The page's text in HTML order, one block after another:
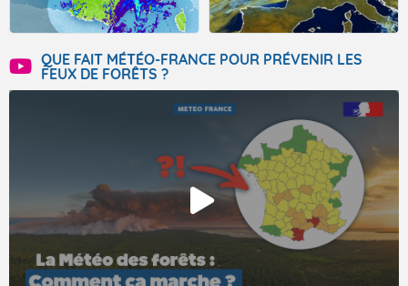
QUE FAIT MÉTÉO-FRANCE POUR PRÉVENIR LES
FEUX DE FORÊTS ?